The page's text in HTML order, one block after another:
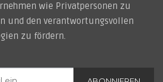
wie Privatpersonen zu
und den verantwortungsvollen
zu fördern.